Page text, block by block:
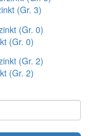
(Gr. 3)
(Gr. 0)
(Gr. 2)